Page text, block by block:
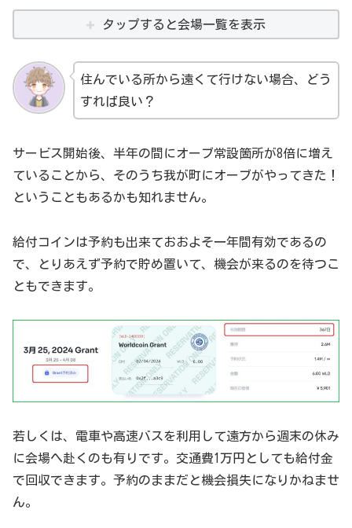
タップすると会場一覧を表示
住んでいる所から遠くて行けない場合、どう
すれば良い？
サービス開始後、半年の間にオーブ常設箇所が8倍に増え
ていることから、そのうち我が町にオーブがやってきた！
ということもあるかも知れません。
給付コインは予約も出来ておおよそ一年間有効であるの
で、とりあえず予約で貯め置いて、機会が来るのを待つこ
ともできます。
若しくは、電車や高速バスを利用して遠方から週末の休み
に会場へ赴くのも有りです。交通費1万円としても給付金
で回収できます。予約のままだと機会損失になりかねませ
ん。